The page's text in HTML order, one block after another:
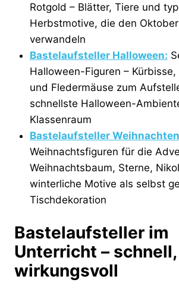
Rotgold – Blätter, Tiere und
Herbstmotive, die den
verwandeln
Bastelaufsteller Halloween:
Halloween-Figuren –
und Fledermäuse zum
schnellste Halloween-
Klassenraum
Bastelaufsteller
Weihnachtsfiguren für die
Weihnachtsbaum, Sterne,
winterliche Motive als selbst
Tischdekoration
Bastelaufsteller im
Unterricht –
wirkungsvoll